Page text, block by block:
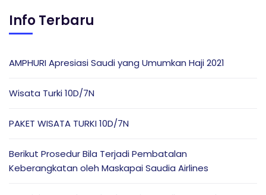
Info Terbaru
AMPHURI Apresiasi Saudi yang Umumkan Haji 2021
Wisata Turki 10D/7N
PAKET WISATA TURKI 10D/7N
Berikut Prosedur Bila Terjadi Pembatalan
Keberangkatan oleh Maskapai Saudia Airlines